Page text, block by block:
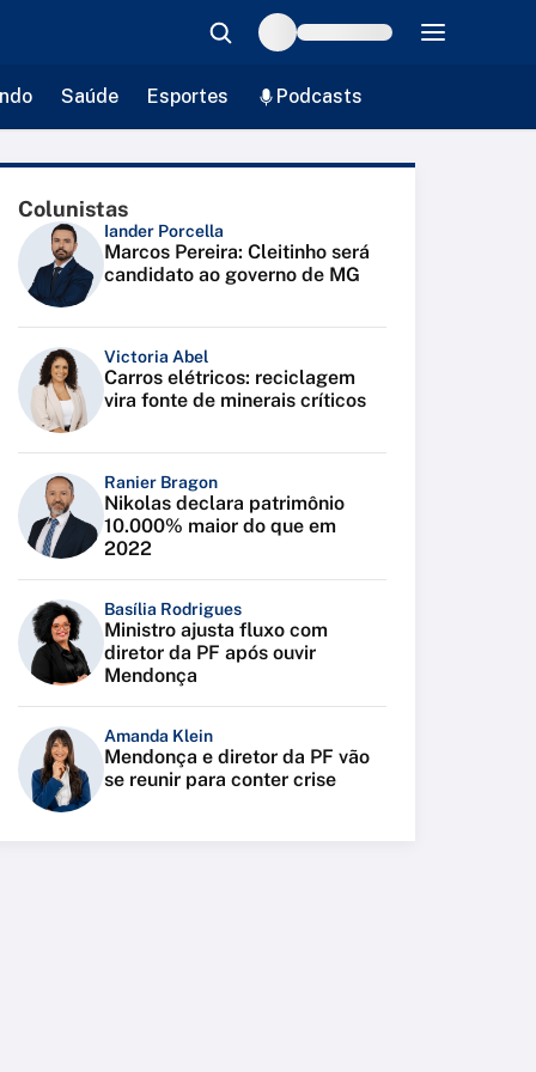
Saúde Esportes Podcasts
Colunistas
Iander Porcella
Marcos Pereira: Cleitinho será
candidato ao governo de MG
Victoria Abel
Carros elétricos: reciclagem
vira fonte de minerais críticos
Ranier Bragon
Nikolas declara patrimônio
10.000% maior do que em
2022
Basília Rodrigues
Ministro ajusta fluxo com
diretor da PF após ouvir
Mendonça
Amanda Klein
Mendonça e diretor da PF vão
se reunir para conter crise